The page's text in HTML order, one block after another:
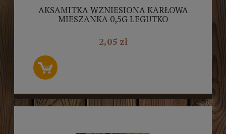
AKSAMITKA WZNIESIONA KARŁOWA
MIESZANKA 0,5G LEGUTKO
2,05 zł